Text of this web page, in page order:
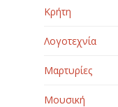
Κρήτη
Λογοτεχνία
Μαρτυρίες
Μουσική